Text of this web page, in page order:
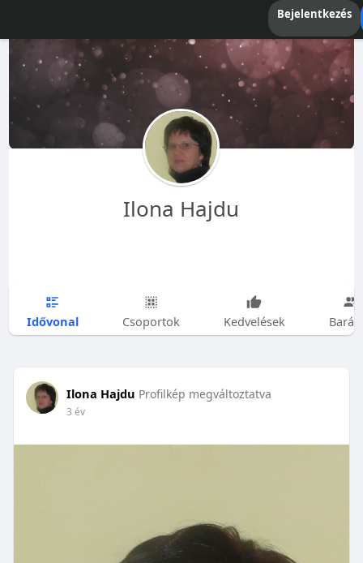
Bejelentkezés
Ilona Hajdu
Idővonal Csoportok Kedvelések
Ilona Hajdu Profilkép megváltoztatva
3 év